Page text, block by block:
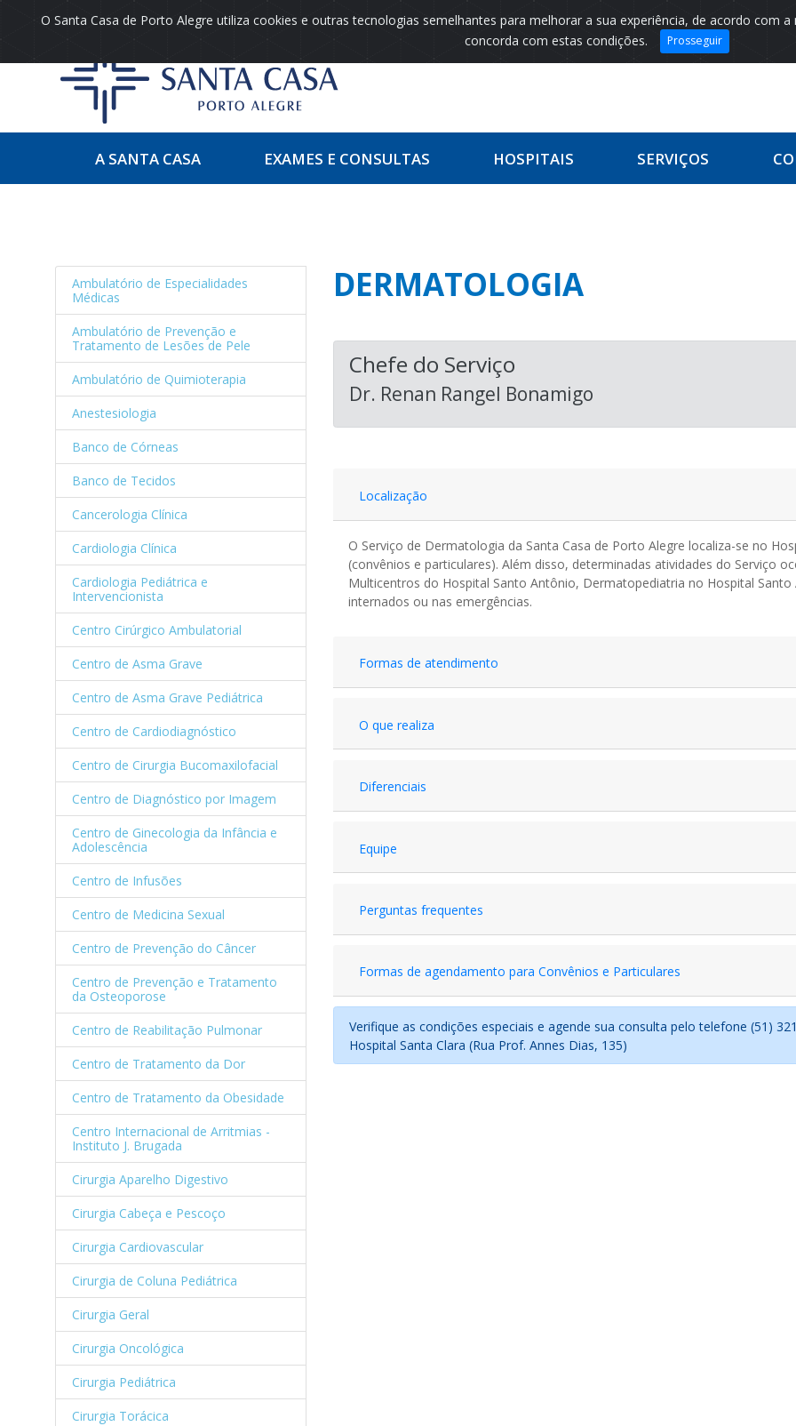
O Santa Casa de Porto Alegre utiliza cookies e outras tecnologias semelhantes para melhorar a sua experiência, de acordo com a
concorda com estas condições.
Prosseguir
A SANTA CASA EXAMES E CONSULTAS HOSPITAIS SERVIÇOS
Ambulatório de Especialidades
Médicas
Ambulatório de Prevenção e
Tratamento de Lesões de Pele
Ambulatório de Quimioterapia
Anestesiologia
Banco de Córneas
Banco de Tecidos
Cancerologia Clínica
Cardiologia Clínica
Cardiologia Pediátrica e
Intervencionista
Centro Cirúrgico Ambulatorial
Centro de Asma Grave
Centro de Asma Grave Pediátrica
Centro de Cardiodiagnóstico
Centro de Cirurgia Bucomaxilofacial
Centro de Diagnóstico por Imagem
Centro de Ginecologia da Infância e
Adolescência
Centro de Infusões
Centro de Medicina Sexual
Centro de Prevenção do Câncer
Centro de Prevenção e Tratamento
da Osteoporose
Centro de Reabilitação Pulmonar
Centro de Tratamento da Dor
Centro de Tratamento da Obesidade
Centro Internacional de Arritmias -
Instituto J. Brugada
Cirurgia Aparelho Digestivo
Cirurgia Cabeça e Pescoço
Cirurgia Cardiovascular
Cirurgia de Coluna Pediátrica
Cirurgia Geral
Cirurgia Oncológica
Cirurgia Pediátrica
Cirurgia Torácica
DERMATOLOGIA
Chefe do Serviço
Dr. Renan Rangel Bonamigo
Localização
O Serviço de Dermatologia da Santa Casa de Porto Alegre localiza-se no
(convênios e particulares). Além disso, determinadas atividades do Serviço
Multicentros do Hospital Santo Antônio, Dermatopediatria no Hospital
internados ou nas emergências.
Formas de atendimento
O que realiza
Diferenciais
Equipe
Perguntas frequentes
Formas de agendamento para Convênios e Particulares
Verifique as condições especiais e agende sua consulta pelo telefone (51)
Hospital Santa Clara (Rua Prof. Annes Dias, 135)